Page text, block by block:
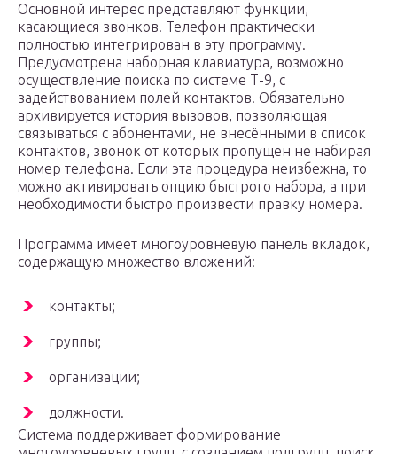
Основной интерес представляют функции,
касающиеся звонков. Телефон практически
полностью интегрирован в эту программу.
Предусмотрена наборная клавиатура, возможно
осуществление поиска по системе Т-9, с
задействованием полей контактов. Обязательно
архивируется история вызовов, позволяющая
связываться с абонентами, не внесёнными в список
контактов, звонок от которых пропущен не набирая
номер телефона. Если эта процедура неизбежна, то
можно активировать опцию быстрого набора, а при
необходимости быстро произвести правку номера.
Программа имеет многоуровневую панель вкладок,
содержащую множество вложений:
контакты;
группы;
организации;
должности.
Система поддерживает формирование